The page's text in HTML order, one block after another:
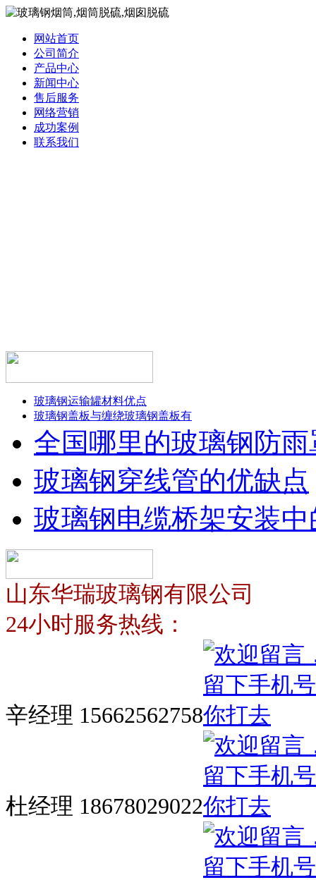
网站首页
公司简介
产品中心
新闻中心
售后服务
网络营销
成功案例
联系我们
玻璃钢运输罐材料优点
玻璃钢盖板与缠绕玻璃钢盖板有
全国哪里的玻璃钢防
玻璃钢穿线管的优缺点
玻璃钢电缆桥架安装
山东华瑞玻璃钢有限公司
24小时服务热线：
辛经理 15662562758
杜经理 18678029022